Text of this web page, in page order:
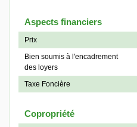
Aspects financiers
Prix
Bien soumis à l'encadrement
des loyers
Taxe Foncière
Copropriété